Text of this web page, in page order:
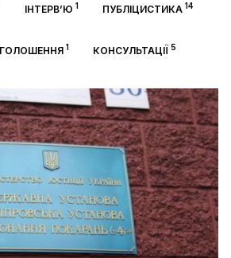
ІНТЕРВ’Ю 1 ПУБЛІЦИСТИКА 14
1 КОНСУЛЬТАЦІЇ5